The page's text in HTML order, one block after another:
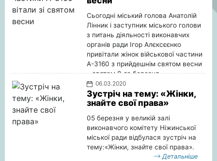
Сьогодні міський голова Анатолій
Лінник і заступник міського голови
з питань діяльності виконавчих
органів ради Ігор Алєксєєнко
привітали жінок військової частини
А-3160 з прийдешнім святом весни
– святом 8-го березня.
06.03.2020
Зустріч на тему: «Жінки,
знайте свої права»
05 березня у великій залі
виконавчого комітету Ніжинської
міської ради відбулася зустріч на
тему:«Жінки, знайте свої права».
Детальніше